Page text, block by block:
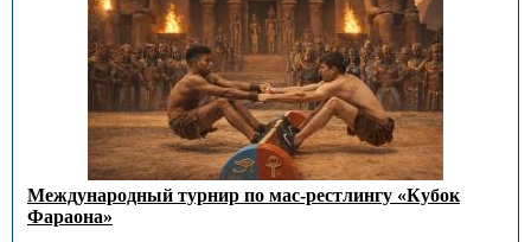
Международный турнир по мас-рестлингу «Кубок
Фараона»